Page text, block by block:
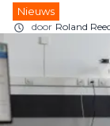
Nieuws
door Roland